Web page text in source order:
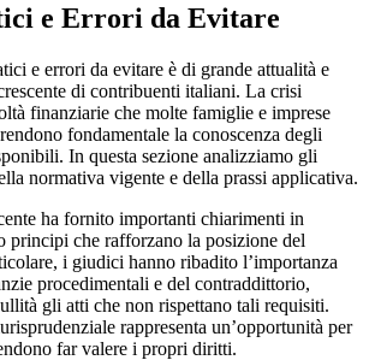
e Errori da Evitare
e errori da evitare è di grande attualità e
di contribuenti italiani. La crisi
finanziarie che molte famiglie e imprese
fondamentale la conoscenza degli
In questa sezione analizziamo gli
normativa vigente e della prassi applicativa.
ha fornito importanti chiarimenti in
principi che rafforzano la posizione del
i giudici hanno ribadito l’importanza
procedimentali e del contraddittorio,
gli atti che non rispettano tali requisiti.
rappresenta un’opportunità per
far valere i propri diritti.